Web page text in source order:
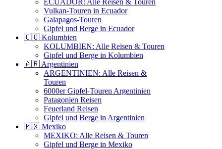
ECUADOR: Alle Reisen & Touren
Vulkan-Touren in Ecuador
Galapagos-Touren
Gipfel und Berge in Ecuador
🇨🇴 Kolumbien
KOLUMBIEN: Alle Reisen & Touren
Gipfel und Berge in Kolumbien
🇦🇷 Argentinien
ARGENTINIEN: Alle Reisen &
Touren
6000er Gipfel-Touren Argentinien
Patagonien Reisen
Feuerland Reisen
Gipfel und Berge in Argentinien
🇲🇽 Mexiko
MEXIKO: Alle Reisen & Touren
Gipfel und Berge in Mexiko